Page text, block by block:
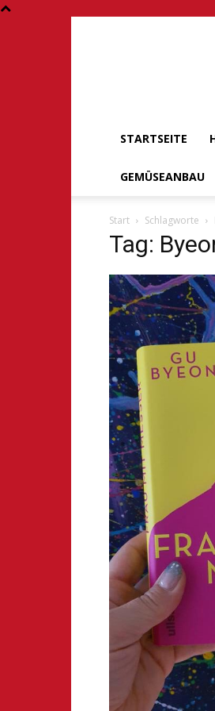
STARTSEITE
GEMÜSEANBAU
Start Schlagworte
Tag: